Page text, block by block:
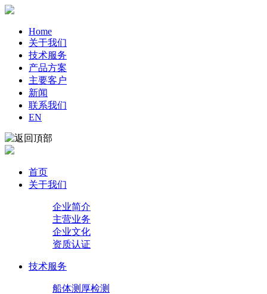
Home
关于我们
技术服务
产品方案
主要客户
新闻
联系我们
EN
首页
关于我们
企业简介
主营业务
企业文化
资质认证
技术服务
船体测厚检测